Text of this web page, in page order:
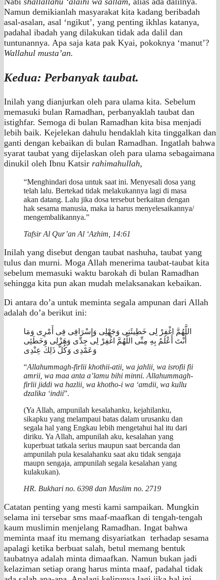
Namun demikianlah masyarakat kita kadang beribadah
asal-asalan, asal ‘ngikut’, yang penting ikhlas katanya,
padahal ibadah yang dilakukan tidak ada dalil dan
tuntunannya. Apa saja kata pak Kyai, pokoknya ‘manut’?
Wallahul musta’an.
Kedua: Perbanyak taubat.
Inilah yang dianjurkan oleh para ulama kita. Sebelum
memasuki bulan Ramadhan, perbanyaklah taubat dan
istighfar. Semoga di bulan Ramadhan kita bisa menjadi
lebih baik. Kejelekan dahulu hendaklah kita tinggalkan dan
ganti dengan kebaikan di bulan Ramadhan. Ingatlah bahwa
syarat taubat yang dijelaskan oleh para ulama sebagaimana
dinukil oleh Ibnu Katsir rahimahullah,
“Menghindari dosa untuk saat ini. Menyesali dosa yang
telah lalu. Bertekad tidak melakukannya lagi di masa
akan datang. Lalu jika dosa tersebut berkaitan dengan
hak sesama manusia, maka ia harus menyelesaikannya/
mengembalikannya.”
Tafsir Al Qur’an Al ‘Azhim, 14:61
Inilah yang disebut dengan taubat nashuha, taubat yang
tulus dan murni. Moga Allah menerima taubat-taubat kita
sebelum memasuki waktu barokah di bulan Ramadhan
sehingga kita pun akan mudah melaksanakan kebaikan.
Di antara do’a untuk meminta segala ampunan dari Allah
adalah do’a berikut ini:
اللَّهُمَّ اغْفِرْ لِى خَطِيئَتِى وَجَهْلِى وَإِسْرَافِى فِى أَمْرِى وَمَا
أَنْتَ أَعْلَمُ بِهِ مِنِّى اللَّهُمَّ اغْفِرْ لِى جِدِّى وَهَزْلِى وَخَطَئِى
وَعَمْدِى وَكُلُّ ذَلِكَ عِنْدِى
“Allahummagh-firlii khothii-atii, wa jahlii, wa isrofii fii
amrii, wa maa anta a’lamu bihi minni. Allahummagh-
firlii jiddi wa hazlii, wa khotho-i wa ‘amdii, wa kullu
dzalika ‘indii”.
(Ya Allah, ampunilah kesalahanku, kejahilanku,
sikapku yang melampaui batas dalam urusanku dan
segala hal yang Engkau lebih mengetahui hal itu dari
diriku. Ya Allah, ampunilah aku, kesalahan yang
kuperbuat tatkala serius maupun saat bercanda dan
ampunilah pula kesalahanku saat aku tidak sengaja
maupn sengaja, ampunilah segala kesalahan yang
kulakukan).
HR. Bukhari no. 6398 dan Muslim no. 2719
Catatan penting yang mesti kami sampaikan. Mungkin
selama ini tersebar sms maaf-maafkan di tengah-tengah
kaum muslimin menjelang Ramadhan. Ingat bahwa
meminta maaf itu memang disyariatkan terhadap sesama
apalagi ketika berbuat salah, betul memang bentuk
taubatnya adalah minta dimaafkan. Namun bukan jadi
kelaziman setiap orang harus minta maaf, padahal tidak